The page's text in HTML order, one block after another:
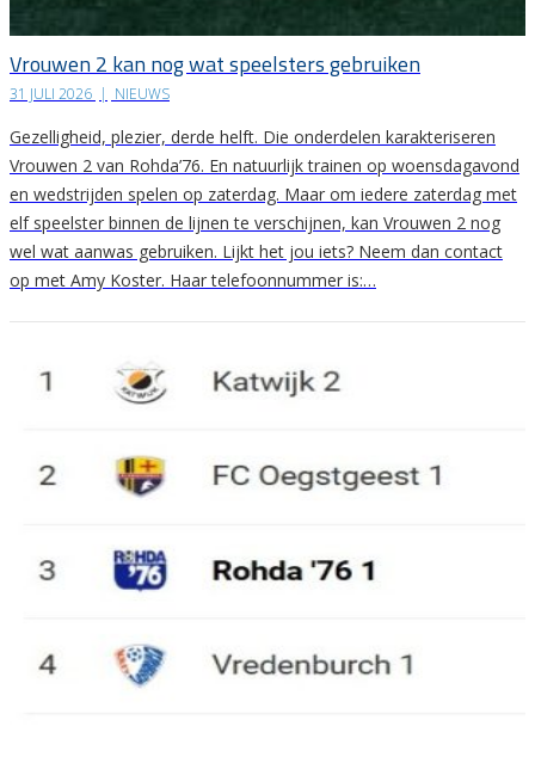
Vrouwen 2 kan nog wat speelsters gebruiken
31 JULI 2026 | NIEUWS
Gezelligheid, plezier, derde helft. Die onderdelen karakteriseren
Vrouwen 2 van Rohda’76. En natuurlijk trainen op woensdagavond
en wedstrijden spelen op zaterdag. Maar om iedere zaterdag met
elf speelster binnen de lijnen te verschijnen, kan Vrouwen 2 nog
wel wat aanwas gebruiken. Lijkt het jou iets? Neem dan contact
op met Amy Koster. Haar telefoonnummer is:…